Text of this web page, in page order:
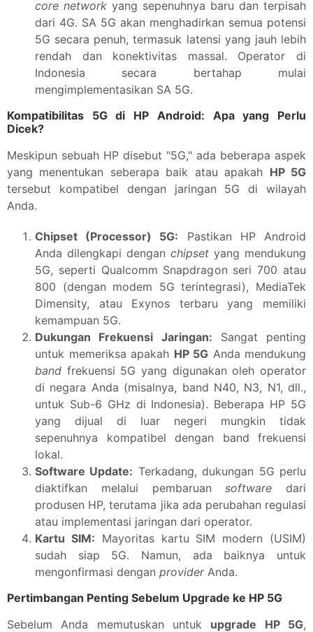
core network yang sepenuhnya baru dan terpisah
dari 4G. SA 5G akan menghadirkan semua potensi
5G secara penuh, termasuk latensi yang jauh lebih
rendah dan konektivitas massal. Operator di
Indonesia secara bertahap mulai
mengimplementasikan SA 5G.
Kompatibilitas 5G di HP Android: Apa yang Perlu
Dicek?
Meskipun sebuah HP disebut "5G," ada beberapa aspek
yang menentukan seberapa baik atau apakah HP 5G
tersebut kompatibel dengan jaringan 5G di wilayah
Anda.
Chipset (Processor) 5G: Pastikan HP Android
Anda dilengkapi dengan chipset yang mendukung
5G, seperti Qualcomm Snapdragon seri 700 atau
800 (dengan modem 5G terintegrasi), MediaTek
Dimensity, atau Exynos terbaru yang memiliki
kemampuan 5G.
Dukungan Frekuensi Jaringan: Sangat penting
untuk memeriksa apakah HP 5G Anda mendukung
band frekuensi 5G yang digunakan oleh operator
di negara Anda (misalnya, band N40, N3, N1, dll.,
untuk Sub-6 GHz di Indonesia). Beberapa HP 5G
yang dijual di luar negeri mungkin tidak
sepenuhnya kompatibel dengan band frekuensi
lokal.
Software Update: Terkadang, dukungan 5G perlu
diaktifkan melalui pembaruansoftware dari
produsen HP, terutama jika ada perubahan regulasi
atau implementasi jaringan dari operator.
Kartu SIM: Mayoritas kartu SIM modern (USIM)
sudah siap 5G. Namun, ada baiknya untuk
mengonfirmasi dengan providerAnda.
Pertimbangan Penting Sebelum Upgrade ke HP 5G
Sebelum Anda memutuskan untuk upgrade HP 5G,